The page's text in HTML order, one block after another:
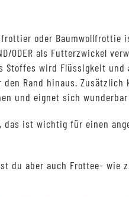
oder Baumwollfrottie
ODER als Futterzwickel
Stoffes wird Flüssigkeit und
Rand hinaus. Zusätzlich
und eignet sich
ist wichtig für einen
du aber auch Frottee- wie